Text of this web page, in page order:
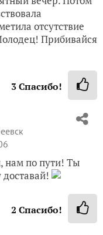
отсутствие
Прибивайся
3Спасибо!
нам по пути! Ты
2 Спасибо!